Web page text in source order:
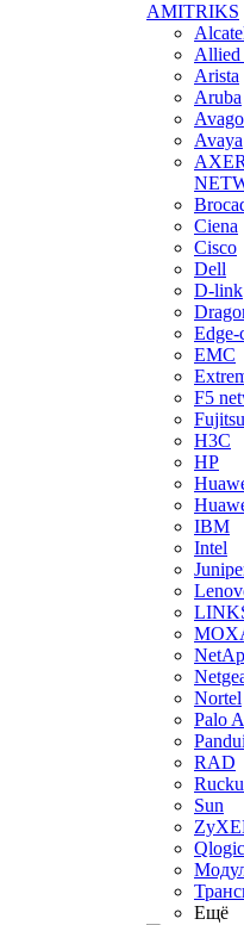
AMITRIKS
Allied
Arista
Aruba
Avago
Avaya
Ciena
Cisco
Dell
D-link
Edge-
EMC
F5
Fujitsu
H3С
HP
IBM
Intel
Nortel
Palo
RAD
Sun
Qlogic
Ещё